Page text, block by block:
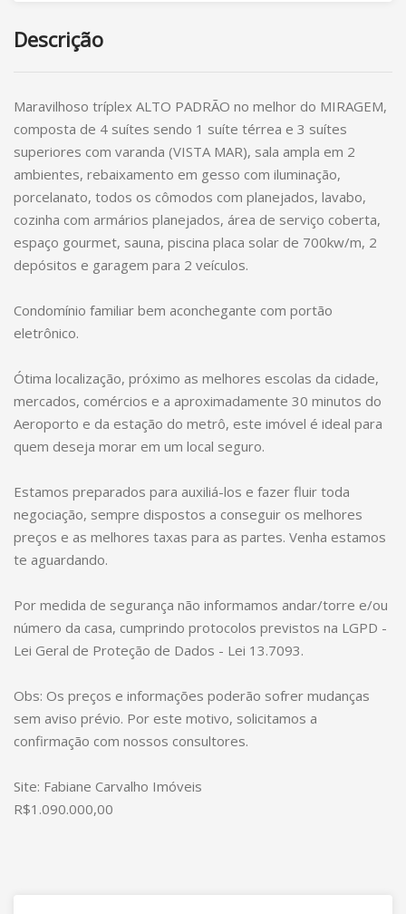
Descrição
Maravilhoso tríplex ALTO PADRÃO no melhor do MIRAGEM,
composta de 4 suítes sendo 1 suíte térrea e 3 suítes
superiores com varanda (VISTA MAR), sala ampla em 2
ambientes, rebaixamento em gesso com iluminação,
porcelanato, todos os cômodos com planejados, lavabo,
cozinha com armários planejados, área de serviço coberta,
espaço gourmet, sauna, piscina placa solar de 700kw/m, 2
depósitos e garagem para 2 veículos.
Condomínio familiar bem aconchegante com portão
eletrônico.
Ótima localização, próximo as melhores escolas da cidade,
mercados, comércios e a aproximadamente 30 minutos do
Aeroporto e da estação do metrô, este imóvel é ideal para
quem deseja morar em um local seguro.
Estamos preparados para auxiliá-los e fazer fluir toda
negociação, sempre dispostos a conseguir os melhores
preços e as melhores taxas para as partes. Venha estamos
te aguardando.
Por medida de segurança não informamos andar/torre e/ou
número da casa, cumprindo protocolos previstos na LGPD -
Lei Geral de Proteção de Dados - Lei 13.7093.
Obs: Os preços e informações poderão sofrer mudanças
sem aviso prévio. Por este motivo, solicitamos a
confirmação com nossos consultores.
Site: Fabiane Carvalho Imóveis
R$1.090.000,00